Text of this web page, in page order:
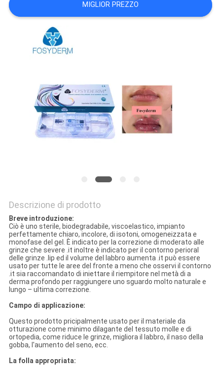
SHOPPING
ONLINE
PRIVACY
MIGLIOR PREZZO
Descrizione di prodotto
Breve introduzione:
Ciò è uno sterile, biodegradabile, viscoelastico, impianto
perfettamente chiaro, incolore, di isotoni, omogeneizzata e
monofase del gel. È indicato per la correzione di moderato alle
grinze che severe .it inoltre è indicato per il contorno perioral
delle grinze .lip ed il volume del labbro aumenta .it può essere
usato per tutte le aree del fronte a meno che osservi il contorno
.it sia raccomandato di iniettare il riempitore nel metà di a
derma profondo per raggiungere uno sguardo molto naturale e
lungo – ultima correzione.
Campo di applicazione:
Questo prodotto pricipalmente usato per il materiale da
otturazione come minimo dilagante del tessuto molle e di
ortopedia, come riduce le grinze, migliora il labbro, il naso della
gobba, l'aumento del seno, ecc.
La folla appropriata: